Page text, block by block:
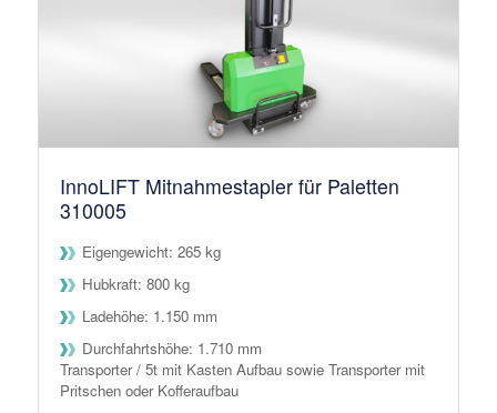
InnoLIFT Mitnahmestapler für Paletten
310005
Eigengewicht: 265 kg
Hubkraft: 800 kg
Ladehöhe: 1.150 mm
Durchfahrtshöhe: 1.710 mm
Transporter / 5t mit Kasten Aufbau sowie Transporter mit
Pritschen oder Kofferaufbau